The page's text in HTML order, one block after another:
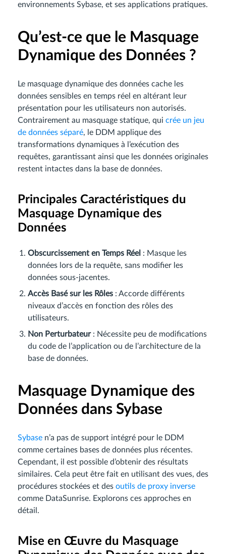
environnements Sybase, et ses applications pratiques.
Qu’est-ce que le Masquage
Dynamique des Données ?
Le masquage dynamique des données cache les
données sensibles en temps réel en altérant leur
présentation pour les utilisateurs non autorisés.
Contrairement au masquage statique, qui crée un jeu
de données séparé, le DDM applique des
transformations dynamiques à l’exécution des
requêtes, garantissant ainsi que les données originales
restent intactes dans la base de données.
Principales Caractéristiques du
Masquage Dynamique des
Données
Obscurcissement en Temps Réel : Masque les
données lors de la requête, sans modifier les
données sous-jacentes.
Accès Basé sur les Rôles : Accorde différents
niveaux d’accès en fonction des rôles des
utilisateurs.
Non Perturbateur: Nécessite peu de modifications
du code de l’application ou de l’architecture de la
base de données.
Masquage Dynamique des
Données dans Sybase
Sybase n’a pas de support intégré pour le DDM
comme certaines bases de données plus récentes.
Cependant, il est possible d’obtenir des résultats
similaires. Cela peut être fait en utilisant des vues, des
procédures stockées et des outils de proxy inverse
comme DataSunrise. Explorons ces approches en
détail.
Mise en Œuvre du Masquage